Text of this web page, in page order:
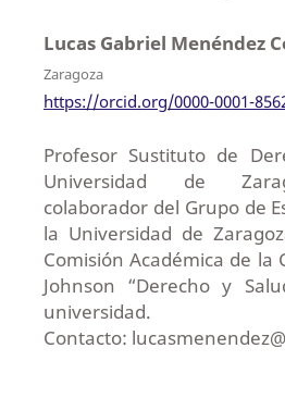
Lucas Gabriel Menéndez
Zaragoza
https://orcid.org/0000-0001-
Profesor Sustituto de
Universidad de
colaborador del Grupo de
la Universidad de
Comisión Académica de la
Johnson “Derecho y
universidad.
Contacto: